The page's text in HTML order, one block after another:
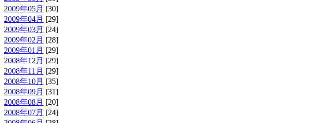
2009年05月 [30]
2009年04月 [29]
2009年03月 [24]
2009年02月 [28]
2009年01月 [29]
2008年12月 [29]
2008年11月 [29]
2008年10月 [35]
2008年09月 [31]
2008年08月 [20]
2008年07月 [24]